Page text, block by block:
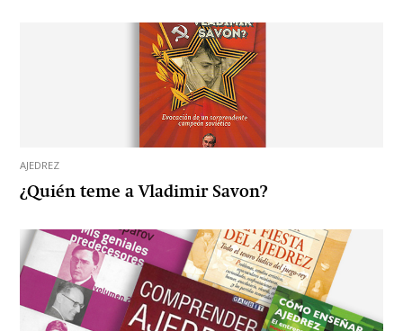
AJEDREZ
¿Quién teme a Vladimir Savon?